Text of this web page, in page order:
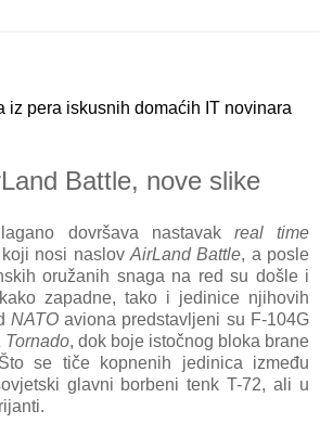
iz pera iskusnih domaćih IT novinara
Battle, nove slike
lagano dovršava nastavak real time
koji nosi naslov AirLand Battle, a posle
oružanih snaga na red su došle i
zapadne, tako i jedinice njihovih
NATOaviona predstavljeni su F-104G
Tornado, dok boje istočnog bloka brane
se tiče kopnenih jedinica između
glavni borbeni tenk T-72, ali u